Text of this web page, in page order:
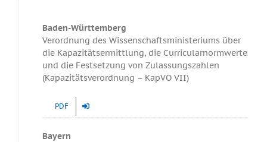
Baden-Württemberg
Verordnung des Wissenschaftsministeriums über
die Kapazitätsermittlung, die Curricularnormwerte
und die Festsetzung von Zulassungszahlen
(Kapazitätsverordnung – KapVO VII)
PDF
Bayern